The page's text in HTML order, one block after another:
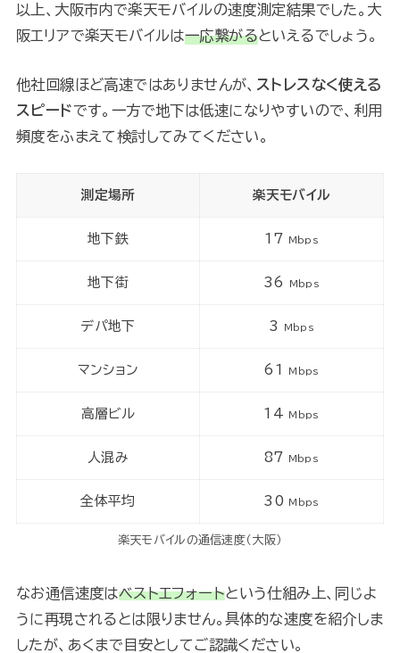
以上、大阪市内で楽天モバイルの速度測定結果でした。大
阪エリアで楽天モバイルは一応繋がるといえるでしょう。
他社回線ほど高速ではありませんが、 ストレスなく使える
スピードです。一方で地下は低速になりやすいので、利用
頻度をふまえて検討してみてください。
測定場所 楽天モバイル
地下鉄 17 Mbps
地下街 36 Mbps
デパ地下 3 Mbps
マンション 61 Mbps
高層ビル 14 Mbps
人混み 87 Mbps
全体平均 30 Mbps
楽天モバイルの通信速度（大阪）
なお通信速度はベストエフォートという仕組み上、同じよ
うに再現されるとは限りません。具体的な速度を紹介しま
したが、あくまで目安としてご認識ください。